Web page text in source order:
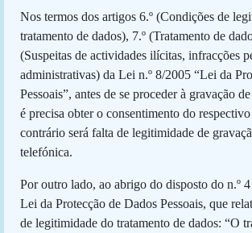
Nos termos dos artigos 6.º (Condições de
tratamento de dados), 7.º (Tratamento de
(Suspeitas de actividades ilícitas, infracções
administrativas) da Lei n.º 8/2005 “Lei da
Pessoais”, antes de se proceder à gravação
é precisa obter o consentimento do
contrário será falta de legitimidade de
telefónica.
Por outro lado, ao abrigo do disposto do n.º
Lei da Protecção de Dados Pessoais, que
de legitimidade do tratamento de dados: “O